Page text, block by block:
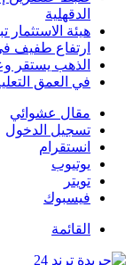
الدقهلية
هيئة
ارتفاع طفيف في
الذهب يستقر وعيار 21 يسجل 6115 جنيهًا
في العمق التعليم في مصر بين طموح الإصلاح وتحديات الواقع
مقال عشوائي
تسجيل الدخول
انستقرام
يوتيوب
تويتر
فيسبوك
القائمة